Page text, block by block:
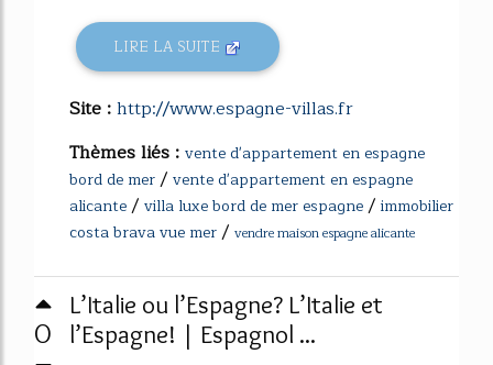
LIRE LA SUITE
Site :http://www.espagne-villas.fr
Thèmes liés : vente d'appartement en espagne
bord de mer/ vente d'appartement en espagne
alicante/ villa luxe bord de mer espagne/ immobilier
costa brava vue mer/ vendre maison espagne alicante
0
L’Italie ou l’Espagne? L’Italie et
l’Espagne! | Espagnol ...